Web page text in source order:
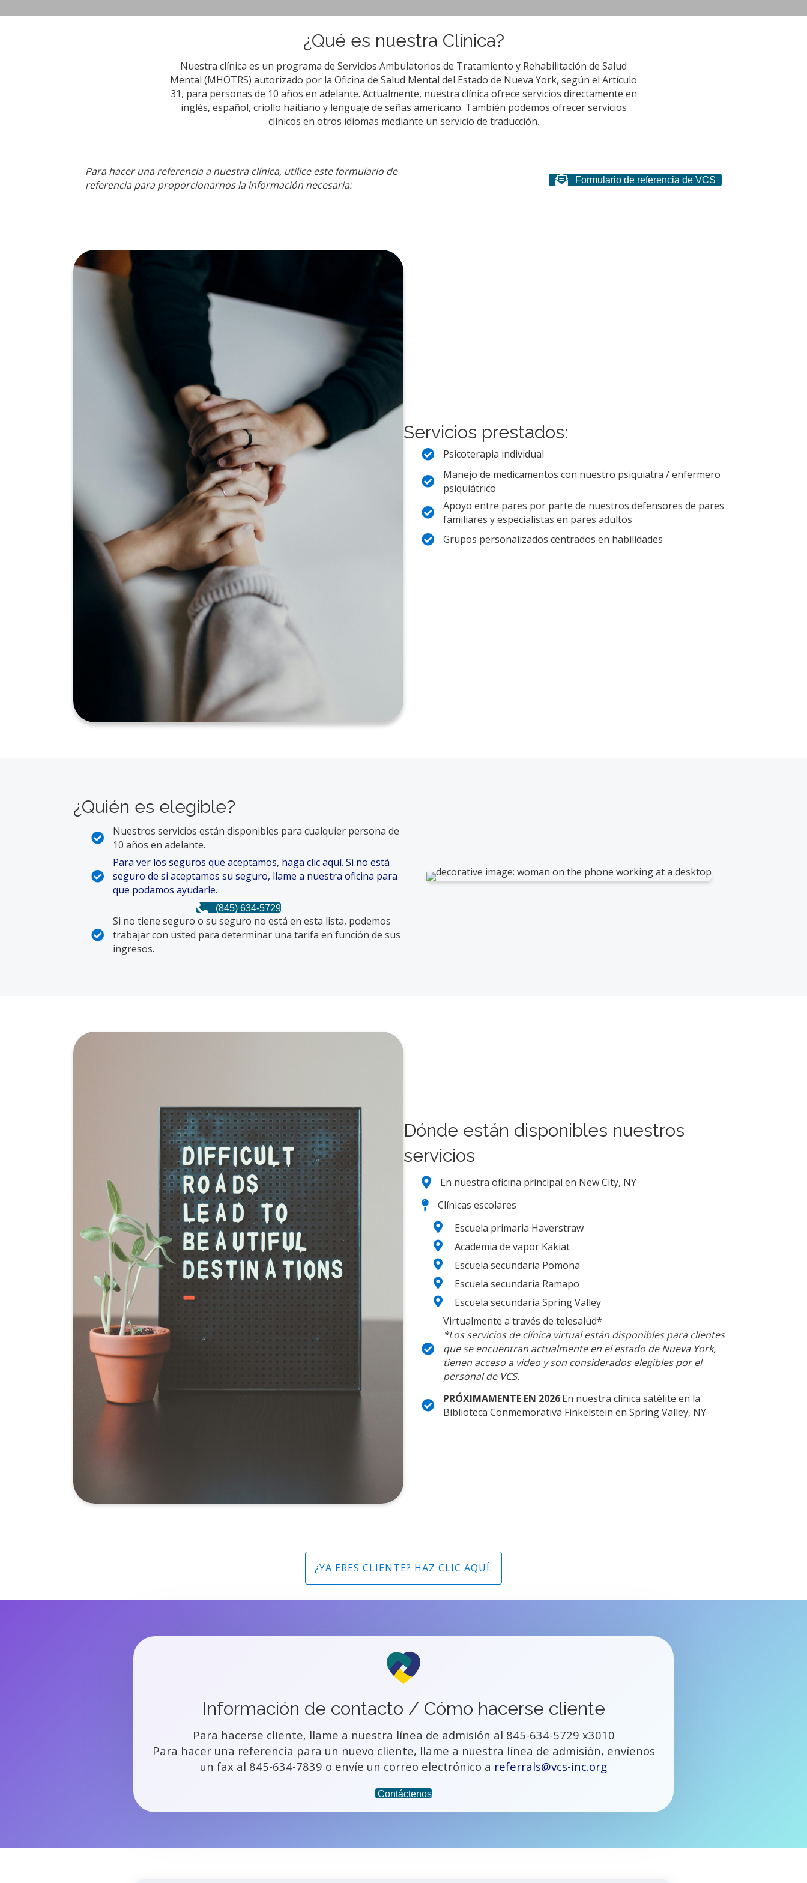
¿Qué es nuestra Clínica?
Nuestra clínica es un programa de Servicios Ambulatorios de Tratamiento y Rehabilitación de Salud
Mental (MHOTRS) autorizado por la Oficina de Salud Mental del Estado de Nueva York, según el Artículo
31, para personas de 10 años en adelante. Actualmente, nuestra clínica ofrece servicios directamente en
inglés, español, criollo haitiano y lenguaje de señas americano. También podemos ofrecer servicios
clínicos en otros idiomas mediante un servicio de traducción.
Para hacer una referencia a nuestra clínica, utilice este formulario de
referencia para proporcionarnos la información necesaria:
Formulario de referencia de VCS
Servicios prestados:
Psicoterapia individual
Manejo de medicamentos con nuestro psiquiatra / enfermero
psiquiátrico
Apoyo entre pares por parte de nuestros defensores de pares
familiares y especialistas en pares adultos
Grupos personalizados centrados en habilidades
¿Quién es elegible?
Nuestros servicios están disponibles para cualquier persona de
10 años en adelante.
Para ver los seguros que aceptamos, haga clic aquí. Si no está
seguro de si aceptamos su seguro, llame a nuestra oficina para
que podamos ayudarle.
(845) 634-5729
Si no tiene seguro o su seguro no está en esta lista, podemos
trabajar con usted para determinar una tarifa en función de sus
ingresos.
Dónde están disponibles nuestros
servicios
En nuestra oficina principal en New City, NY
Clínicas escolares
Escuela primaria Haverstraw
Academia de vapor Kakiat
Escuela secundaria Pomona
Escuela secundaria Ramapo
Escuela secundaria Spring Valley
Virtualmente a través de telesalud*
*Los servicios de clínica virtual están disponibles para clientes
que se encuentran actualmente en el estado de Nueva York,
tienen acceso a video y son considerados elegibles por el
personal de VCS.
PRÓXIMAMENTE EN 2026:En nuestra clínica satélite en la
Biblioteca Conmemorativa Finkelstein en Spring Valley, NY
¿YA ERES CLIENTE? HAZ CLIC AQUÍ.
Información de contacto / Cómo hacerse cliente
Para hacerse cliente, llame a nuestra línea de admisión al 845-634-5729 x3010
Para hacer una referencia para un nuevo cliente, llame a nuestra línea de admisión, envíenos
un fax al 845-634-7839 o envíe un correo electrónico a referrals@vcs-inc.org
Contáctenos